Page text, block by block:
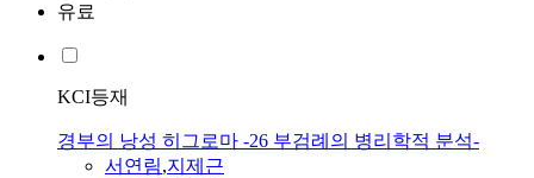
유료
KCI등재
경부의 낭성 히그로마 -26 부검례의 병리학적 분석-
서연림,지제근